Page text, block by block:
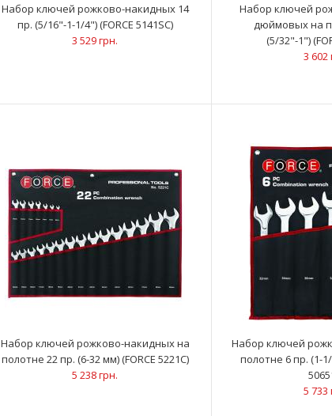
Ключи рожково-накидные (26 шт): 6; 7; 8; 9; 10; 11;
Набор ключей рожково-накидных 14
пр. (5/16"-1-1/4") (FORCE 5141SC)
3 529 грн.
Набор ключей
дюймовых на
(5/32"-1")
3 602
Набор ключей рожково-накидных на
полотне 22 пр. (6-32 мм) (FORCE 5221C)
5 238 грн.
Набор ключей
полотне 6 пр. (1-
5 733